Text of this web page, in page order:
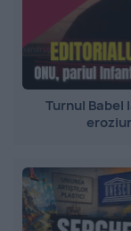
Turnul Babel